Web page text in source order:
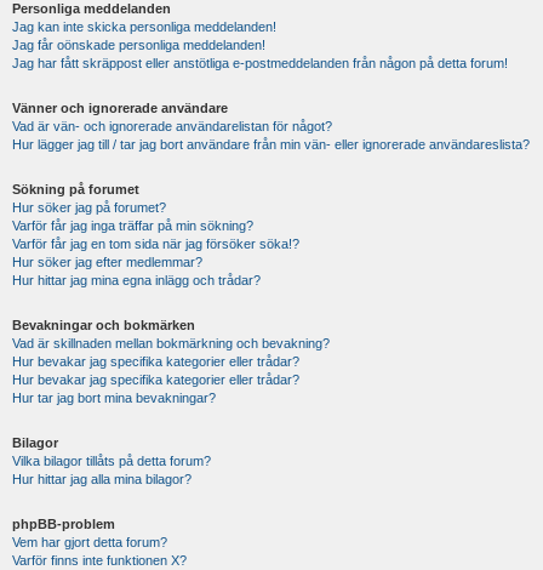
Personliga meddelanden
Jag kan inte skicka personliga meddelanden!
Jag får oönskade personliga meddelanden!
Jag har fått skräppost eller anstötliga e-postmeddelanden från någon på detta forum!
Vänner och ignorerade användare
Vad är vän- och ignorerade användarelistan för något?
Hur lägger jag till / tar jag bort användare från min vän- eller ignorerade användareslista?
Sökning på forumet
Hur söker jag på forumet?
Varför får jag inga träffar på min sökning?
Varför får jag en tom sida när jag försöker söka!?
Hur söker jag efter medlemmar?
Hur hittar jag mina egna inlägg och trådar?
Bevakningar och bokmärken
Vad är skillnaden mellan bokmärkning och bevakning?
Hur bevakar jag specifika kategorier eller trådar?
Hur bevakar jag specifika kategorier eller trådar?
Hur tar jag bort mina bevakningar?
Bilagor
Vilka bilagor tillåts på detta forum?
Hur hittar jag alla mina bilagor?
phpBB-problem
Vem har gjort detta forum?
Varför finns inte funktionen X?